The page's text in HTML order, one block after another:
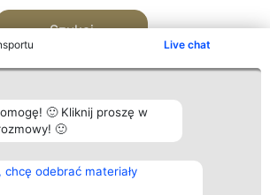
Live chat
🙂 Kliknij proszę w
🙂
odebrać materiały
Szukaj
Plebiscyt
Laureaci
Kontakt
Kontakt